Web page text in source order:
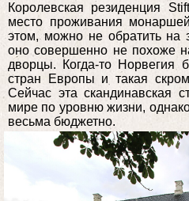
Королевская резиденция
место проживания
этом, можно не обратить на
оно совершенно не похоже
дворцы. Когда-то Норвегия
стран Европы и такая
Сейчас эта скандинавская
мире по уровню жизни,
весьма бюджетно.